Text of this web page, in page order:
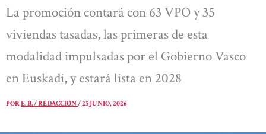
La promoción contará con 63 VPO y 35
viviendas tasadas, las primeras de esta
modalidad impulsadas por el Gobierno Vasco
en Euskadi, y estará lista en 2028
PORE. B. / REDACCIÓN/25 JUNIO, 2026